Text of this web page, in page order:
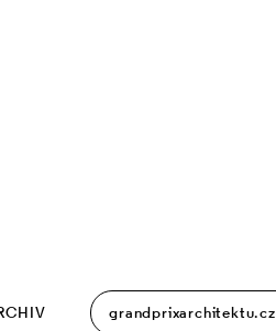
grandprixarchitektu.cz